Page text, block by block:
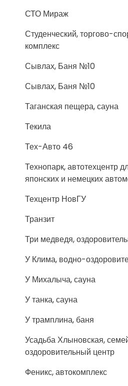
СТО Мираж
Студенческий, торгово-
комплекс
Сывлах, Баня №10
Сывлах, Баня №10
Таганская пещера, сауна
Текила
Тех-Авто 46
Технопарк, автотехцентр
японских и немецких
Техцентр НовГУ
Транзит
Три медведя,
У Клима, водно-
У Михалыча, сауна
У танка, сауна
У трамплина, баня
Усадьба Хлыновская,
оздоровительный центр
Феникс, автокомплекс